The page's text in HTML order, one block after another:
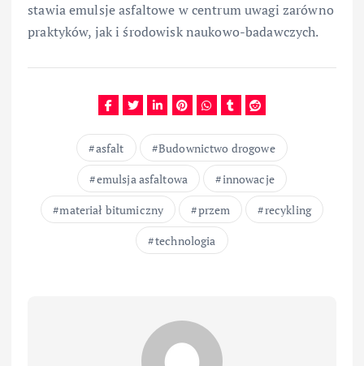
stawia emulsje asfaltowe w centrum uwagi zarówno
praktyków, jak i środowisk naukowo-badawczych.
asfalt
Budownictwo drogowe
emulsja asfaltowa
innowacje
materiał bitumiczny
przem
recykling
technologia